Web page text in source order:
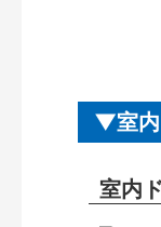
室
室内